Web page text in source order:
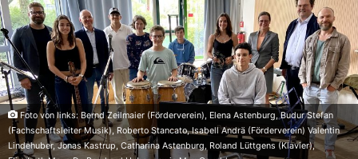
Foto von links: Bernd Zeilmaier (Förderverein), Elena Astenburg, Budur Stefan
(Fachschaftsleiter Musik), Roberto Stancato, Isabell Andrä (Förderverein) Valentin
Lindehuber, Jonas Kastrup, Catharina Astenburg, Roland Lüttgens (Klavier),